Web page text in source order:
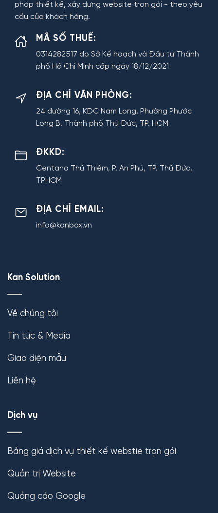
pháp thiết kế, xây dựng website trọn gói - theo yêu
cầu của khách hàng.
MÃ SỐ THUẾ:
0314282517 do Sở Kế hoạch và Đầu tư Thành
phố Hồ Chí Minh cấp ngày 18/12/2021
ĐỊA CHỈ VĂN PHÒNG:
24 đường 16, KDC Nam Long, Phường Phước
Long B, Thành phố Thủ Đức, TP. HCM
ĐKKD:
Centana Thủ Thiêm, P. An Phú, TP. Thủ Đức,
TPHCM
ĐỊA CHỈ EMAIL:
info@kanbox.vn
Kan Solution
Về chúng tôi
Tin tức & Media
Giao diện mẫu
Liên hệ
Dịch vụ
Bảng giá dịch vụ thiết kế webstie trọn gói
Quản trị Website
Quảng cáo Google